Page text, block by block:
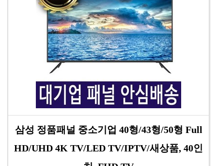
삼성 정품패널 중소기업 40형/43형/50형 Full
HD/UHD 4K TV/LED TV/IPTV/새상품, 40인